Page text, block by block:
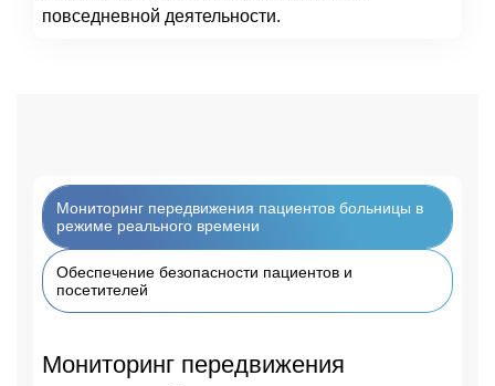
повседневной деятельности.
Мониторинг передвижения пациентов больницы в
режиме реального времени
Обеспечение безопасности пациентов и
посетителей
Мониторинг передвижения